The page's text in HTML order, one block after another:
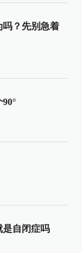
吗？先别急着
是自闭症吗